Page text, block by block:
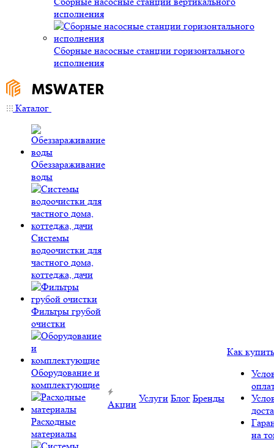
исполнения
Сборные насосные станции горизонтального
исполнения
Каталог
Обеззараживание
воды
Системы
водоочистки для
частного дома,
коттеджа, дачи
Фильтры грубой
очистки
Оборудование и
комплектующие
Расходные
материалы
Акции
Услуги Блог Бренды
Как купить
на